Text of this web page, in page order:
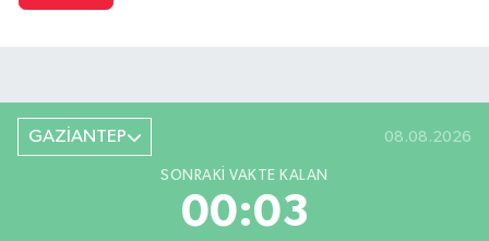
GAZİANTEP 08.08.2026
SONRAKI VAKTE KALAN
00:02